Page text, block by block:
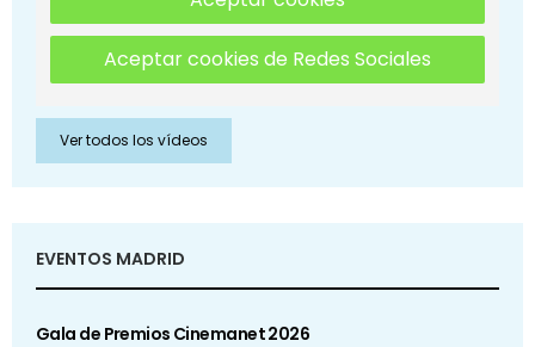
Aceptar cookies de Redes Sociales
Ver todos los vídeos
EVENTOS MADRID
Gala de Premios Cinemanet 2026